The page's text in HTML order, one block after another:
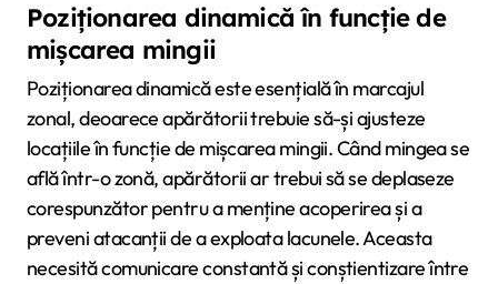
Poziționarea dinamică în funcție de
mișcarea mingii
Poziționarea dinamică este esențială în marcajul
zonal, deoarece apărătorii trebuie să-și ajusteze
locațiile în funcție de mișcarea mingii. Când mingea se
află într-o zonă, apărătorii ar trebui să se deplaseze
corespunzător pentru a menține acoperirea și a
preveni atacanții de a exploata lacunele. Aceasta
necesită comunicare constantă și conștientizare între